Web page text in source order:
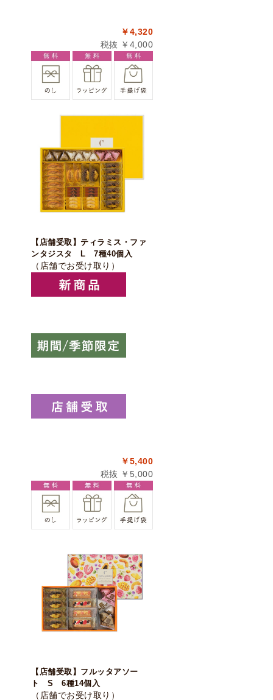
￥4,320
税抜 ￥4,000
【店舗受取】ティラミス・ファ
ンタジスタ L 7種40個入
（店舗でお受け取り）
￥5,400
税抜 ￥5,000
【店舗受取】フルッタアソー
ト S 6種14個入
（店舗でお受け取り）